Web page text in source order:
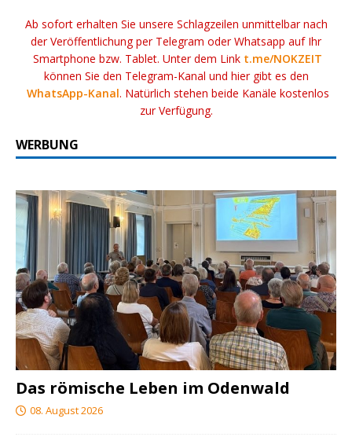
Ab sofort erhalten Sie unsere Schlagzeilen unmittelbar nach
der Veröffentlichung per Telegram oder Whatsapp auf Ihr
Smartphone bzw. Tablet. Unter dem Link t.me/NOKZEIT
können Sie den Telegram-Kanal und hier gibt es den
WhatsApp-Kanal. Natürlich stehen beide Kanäle kostenlos
zur Verfügung.
WERBUNG
Das römische Leben im Odenwald
08. August 2026